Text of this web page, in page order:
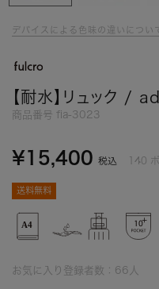
デバイスによる色味の違いについ
【耐水】リュック /
商品番号 fia-3023
¥15,400 税込 140
送料無料
お気に入り登録者数： 66 人